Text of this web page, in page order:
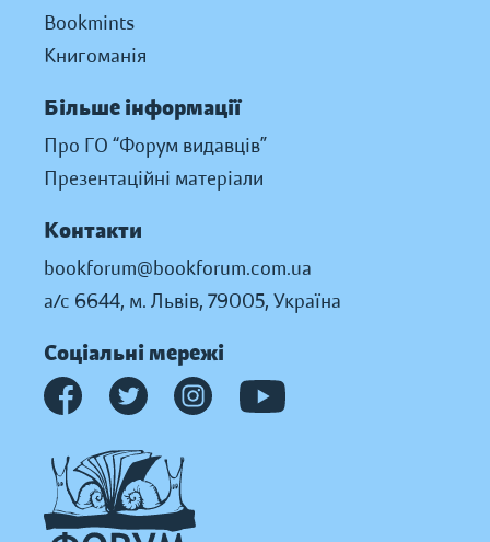
Bookmints
Книгоманія
Більше інформації
Про ГО “Форум видавців”
Презентаційні матеріали
Контакти
bookforum@bookforum.com.ua
а/с 6644, м. Львів, 79005, Україна
Соціальні мережі